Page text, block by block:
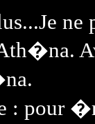
ne
: pour